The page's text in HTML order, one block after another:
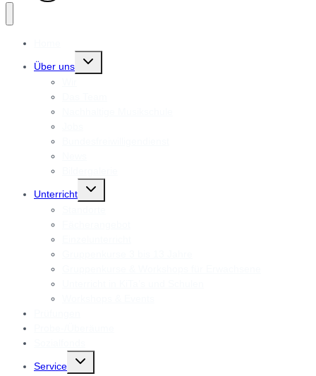
Über uns
Untermenü
Unterricht
Untermenü
Service
Untermenü